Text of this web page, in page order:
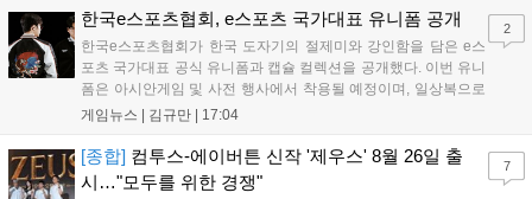
용 가능합니다....
한국e스포츠협회, e스포츠 국가대표 유니폼 공개
한국e스포츠협회가 한국 도자기의 절제미와 강인함을 담은 e스
포츠 국가대표 공식 유니폼과 캡슐 컬렉션을 공개했다. 이번 유니
폼은 아시안게임 및 사전 행사에서 착용될 예정이며, 일상복으로
구성된 컬렉션은 오는 8월 28일부터 골스튜디오 공식 홈페이지
서는 대회 규정에 따라 별도의 유니폼을 착용할 계획이다....
게임뉴스 | 김규만 17:04
2
[종합] 컴투스-에이버튼 신작 '제우스' 8월 26일 출
시…"모두를 위한 경쟁"
7